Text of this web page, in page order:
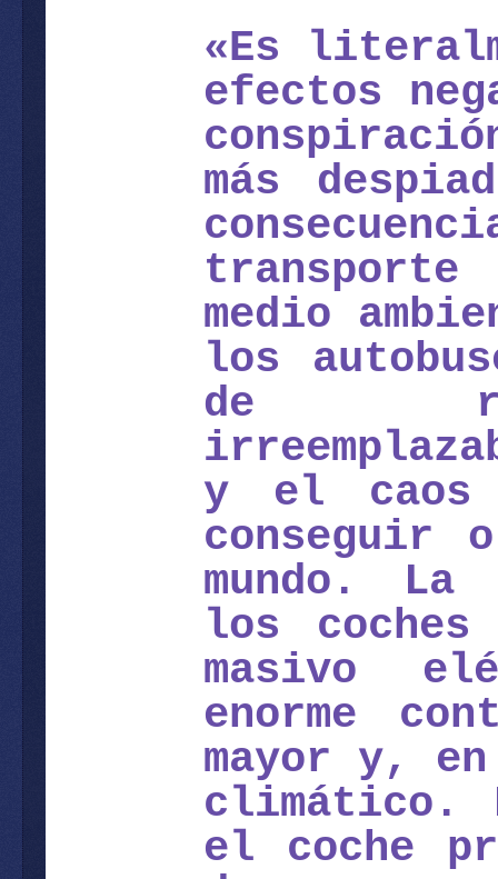
«Es
efectos
más
medio
los
de
y el caos
conseguir
mundo.
los
masivo
enorme
mayor y,
climático.
el coche